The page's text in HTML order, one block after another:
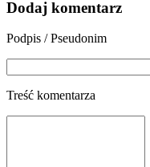
Dodaj komentarz
Podpis / Pseudonim
Treść komentarza